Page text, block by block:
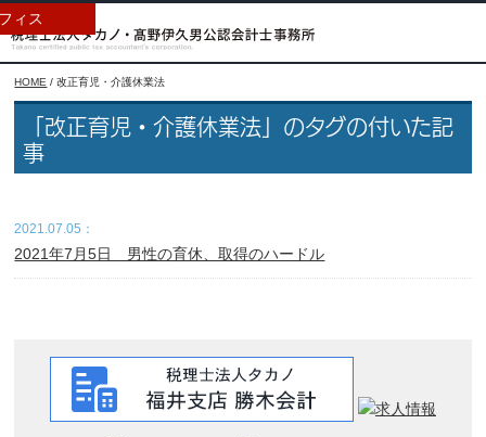
ィス
HOME /改正育児・介護休業法
「改正育児・介護休業法」のタグの付いた記
事
2021.07.05：
2021年7月5日 男性の育休、取得のハードル